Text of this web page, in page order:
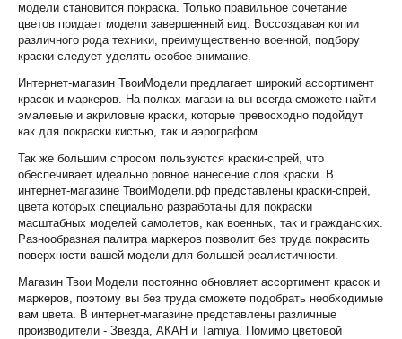
модели становится покраска. Только правильное сочетание
цветов придает модели завершенный вид. Воссоздавая копии
различного рода техники, преимущественно военной, подбору
краски следует уделять особое внимание.
Интернет-магазин ТвоиМодели предлагает широкий ассортимент
красок и маркеров. На полках магазина вы всегда сможете найти
эмалевые и акриловые краски, которые превосходно подойдут
как для покраски кистью, так и аэрографом.
Так же большим спросом пользуются краски-спрей, что
обеспечивает идеально ровное нанесение слоя краски. В
интернет-магазине ТвоиМодели.рф представлены краски-спрей,
цвета которых специально разработаны для покраски
масштабных моделей самолетов, как военных, так и гражданских.
Разнообразная палитра маркеров позволит без труда покрасить
поверхности вашей модели для большей реалистичности.
Магазин Твои Модели постоянно обновляет ассортимент красок и
маркеров, поэтому вы без труда сможете подобрать необходимые
вам цвета. В интернет-магазине представлены различные
производители - Звезда, АКАН и Tamiya. Помимо цветовой